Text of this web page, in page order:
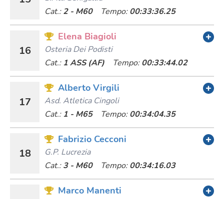
Cat.: 2 - M60 Tempo: 00:33:36.25
16
Elena Biagioli
Osteria Dei Podisti
Cat.: 1 ASS (AF) Tempo: 00:33:44.02
17
Alberto Virgili
Asd. Atletica Cingoli
Cat.: 1 - M65 Tempo: 00:34:04.35
18
Fabrizio Cecconi
G.p. Lucrezia
Cat.: 3 - M60 Tempo: 00:34:16.03
Marco Manenti